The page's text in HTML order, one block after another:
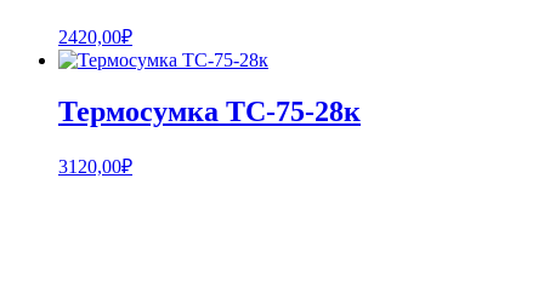
2420,00₽
Термосумка ТС-75-28к
3120,00₽